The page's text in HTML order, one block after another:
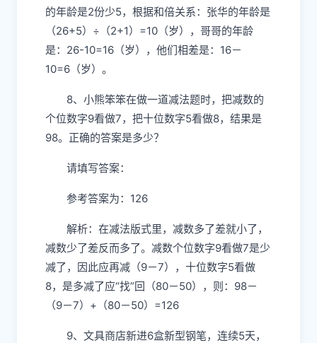
的年龄是2份少5，根据和倍关系：张华的年龄是
（26+5）÷（2+1）=10（岁），哥哥的年龄
是：26-10=16（岁），他们相差是：16－
10=6（岁）。
8、小熊笨笨在做一道减法题时，把减数的
个位数字9看做7，把十位数字5看做8，结果是
98。正确的答案是多少？
请填写答案：
参考答案为：126
解析：在减法版式里，减数多了差就小了，
减数少了差反而多了。减数个位数字9看做7是少
减了，因此应再减（9－7），十位数字5看做
8，是多减了应“找”回（80－50），则：98－
（9－7）+（80－50）=126
9、文具商店新进6盒新型钢笔，连续5天，